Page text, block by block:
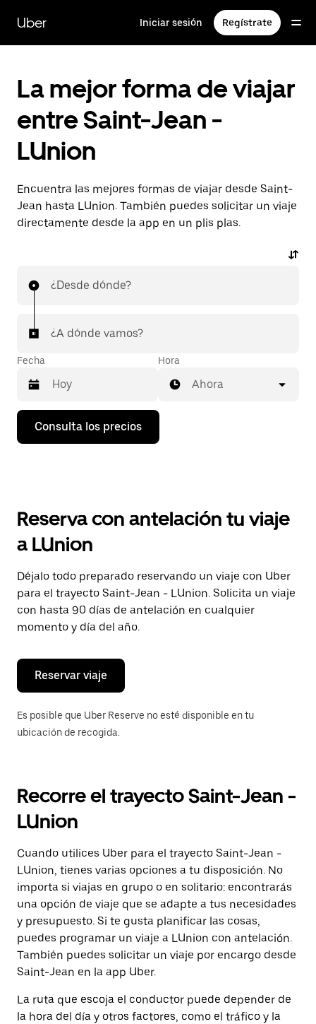
contenido
principal
Uber Iniciar sesión Regístrate
La mejor forma de viajar
entre Saint-Jean -
LUnion
Encuentra las mejores formas de viajar desde Saint-
Jean hasta LUnion. También puedes solicitar un viaje
directamente desde la app en un plis plas.
¿Desde dónde?
¿A dónde vamos?
Fecha
Pulsa
flecha
calendario
seleccionar
fecha.
Pulsa
el
botón
de
escape
cerrar
calendario.
Hora
Ahora
Consulta los precios
Reserva con antelación tu viaje
a LUnion
Déjalo todo preparado reservando un viaje con Uber
para el trayecto Saint-Jean - LUnion. Solicita un viaje
con hasta 90 días de antelación en cualquier
momento y día del año.
Reservar viaje
Es posible que Uber Reserve no esté disponible en tu
ubicación de recogida.
Recorre el trayecto Saint-Jean -
LUnion
Cuando utilices Uber para el trayecto Saint-Jean -
LUnion, tienes varias opciones a tu disposición. No
importa si viajas en grupo o en solitario: encontrarás
una opción de viaje que se adapte a tus necesidades
y presupuesto. Si te gusta planificar las cosas,
puedes programar un viaje a LUnion con antelación.
También puedes solicitar un viaje por encargo desde
Saint-Jean en la app Uber.
La ruta que escoja el conductor puede depender de
la hora del día y otros factores, como el tráfico y la